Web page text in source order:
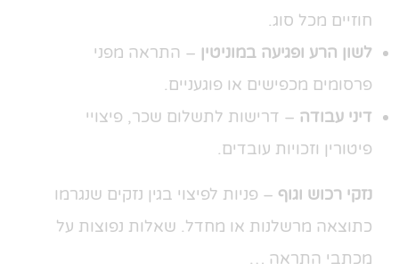
חוזיים מכל סוג.
לשון הרע ופגיעה במוניטין – התראה מפני
פרסומים מכפישים או פוגעניים.
דיני עבודה – דרישות לתשלום שכר, פיצויי
פיטורין וזכויות עובדים.
נזקי רכוש וגוף – פניות לפיצוי בגין נזקים שנגרמו
כתוצאה מרשלנות או מחדל. שאלות נפוצות על
מכתבי התראה …